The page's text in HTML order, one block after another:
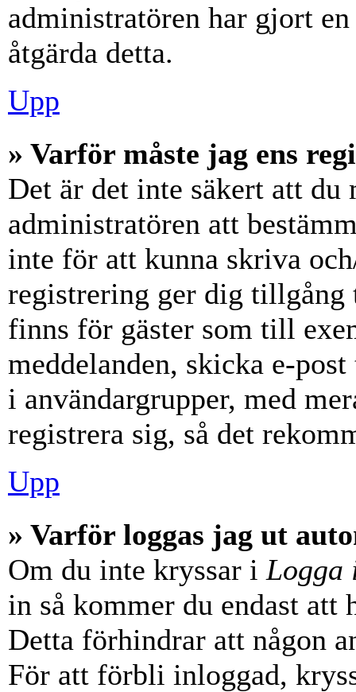
administratören har gjort
åtgärda detta.
Upp
» Varför måste jag ens
Det är det inte säkert att
administratören att
inte för att kunna skriva
registrering ger dig
finns för gäster som till
meddelanden, skicka e-
i användargrupper, med
registrera sig, så det
Upp
» Varför loggas jag ut
Om du inte kryssar i Logga
in så kommer du endast
Detta förhindrar att någon
För att förbli inloggad,